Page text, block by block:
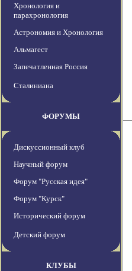
Хронология и
парахронология
Астрономия и Хронология
Альмагест
Запечатленная Россия
Сталиниана
ФОРУМЫ
Дискуссионный клуб
Научный форум
Форум "Русская идея"
Форум "Курск"
Исторический форум
Детский форум
КЛУБЫ